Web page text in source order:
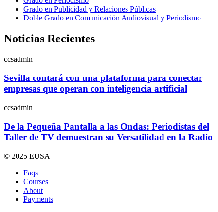
Grado en Publicidad y Relaciones Públicas
Doble Grado en Comunicación Audiovisual y Periodismo
Noticias Recientes
ccsadmin
Sevilla contará con una plataforma para conectar
empresas que operan con inteligencia artificial
ccsadmin
De la Pequeña Pantalla a las Ondas: Periodistas del
Taller de TV demuestran su Versatilidad en la Radio
© 2025 EUSA
Faqs
Courses
About
Payments